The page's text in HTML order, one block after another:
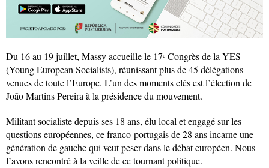
Du 16 au 19 juillet, Massy accueille le 17ᵉ Congrès de la YES
(Young European Socialists), réunissant plus de 45 délégations
venues de toute l’Europe. L’un des moments clés est l’élection de
João Martins Pereira à la présidence du mouvement.
Militant socialiste depuis ses 18 ans, élu local et engagé sur les
questions européennes, ce franco-portugais de 28 ans incarne une
génération de gauche qui veut peser dans le débat européen. Nous
l’avons rencontré à la veille de ce tournant politique.